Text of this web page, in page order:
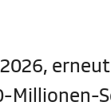
Millionen-